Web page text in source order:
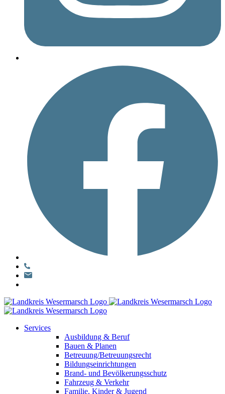
Services
Ausbildung & Beruf
Bauen & Planen
Betreuung/Betreuungsrecht
Bildungseinrichtungen
Brand- und Bevölkerungsschutz
Fahrzeug & Verkehr
Familie, Kinder & Jugend